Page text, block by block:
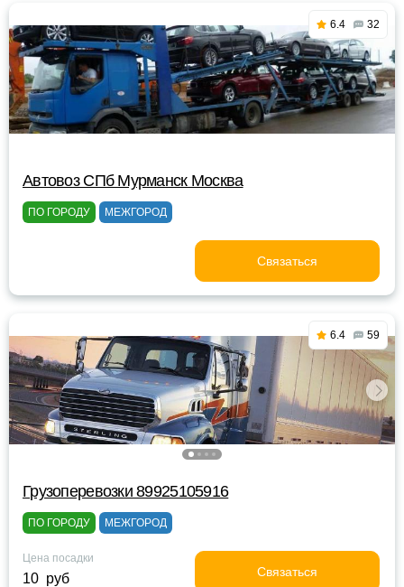
6.4 32
Автовоз СПб Мурманск Москва
ПО ГОРОДУ МЕЖГОРОД
Связаться
6.4 59
Грузоперевозки 89925105916
ПО ГОРОДУ МЕЖГОРОД
Цена посадки
10 руб Связаться